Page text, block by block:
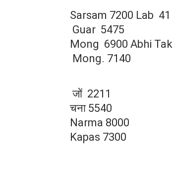
Also Read -खेलों की तरफ युवा
Sarsam 7200 Lab 41
Guar 5475
Mong 6900 Abhi Tak
जों 2211
चना 5540
Narma 8000